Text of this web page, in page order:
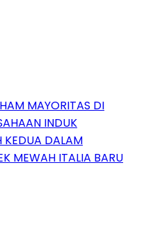
MAYORITAS DI
INDUK
KEDUA DALAM
MEWAH ITALIA BARU